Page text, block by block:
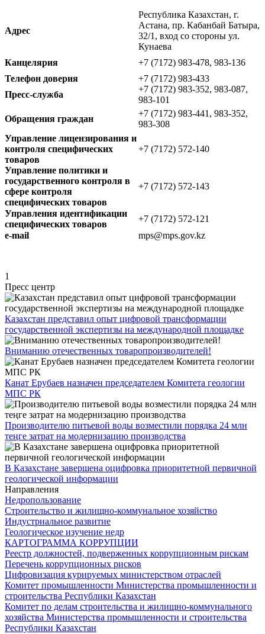
Адрес
Республика Казахстан, г.
Астана, пр. Кабанбай Батыра,
32/1, вход со стороны ул.
Кунаева
Канцелярия
+7 (7172) 983-478, 983-136
Телефон доверия
+7 (7172) 983-433
Пресс-служба
+7 (7172) 983-352, 983-087,
983-101
Обращения граждан
+7 (7172) 983-441, 983-352,
983-308
Управление лицензирования и
контроля специфических
товаров
+7 (7172) 572-140
Управление политики и
государственного контроля в
сфере контроля
специфических товаров
+7 (7172) 572-143
Управления идентификации
специфических товаров
+7 (7172) 572-121
e-mail
mps@mps.gov.kz
1
Пресс центр
Казахстан представил опыт цифровой трансформации
государственной экспертизы на международной площадке
Вниманию отечественных товаропроизводителей!
Канат Ерубаев назначен председателем Комитета геологии
МПС РК
Производителю питьевой воды возместили порядка 24 млн
теңге затрат на модернизацию производства
В Казахстане завершена оцифровка приоритетной первичной
геологической информации
Направления
Недропользование
Строительство и жилищно-коммунальное хозяйство
Индустриальное развитие
Геологическое изучение недр
КАРТОГРАММА КОРРУПЦИИ
Реестр должностей, подверженных коррупционным рискам
Перечень коррупционных рисков
Цифровизация курируемых министерством отраслей
Комитет промышленности Министерства промышленности и
строительства Республики Казахстан
Комитет по делам строительства и жилищно-коммунального
хозяйства Министерства промышленности и строительства
Республики Казахстан